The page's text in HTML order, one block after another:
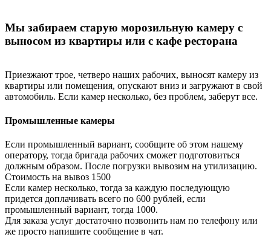
Мы забираем старую морозильную камеру с
выносом из квартиры или с кафе ресторана
Приезжают трое, четверо наших рабочих, выносят камеру из
квартиры или помещения, опускают вниз и загружают в свой
автомобиль. Если камер несколько, без проблем, заберут все.
Промышленные камеры
Если промышленный вариант, сообщите об этом нашему
оператору, тогда бригада рабочих сможет подготовиться
должным образом. После погрузки вывозим на утилизацию.
Стоимость на вывоз 1500
Если камер несколько, тогда за каждую последующую
придется доплачивать всего по 600 рублей, если
промышленный вариант, тогда 1000.
Для заказа услуг достаточно позвонить нам по телефону или
же просто напишите сообщение в чат.